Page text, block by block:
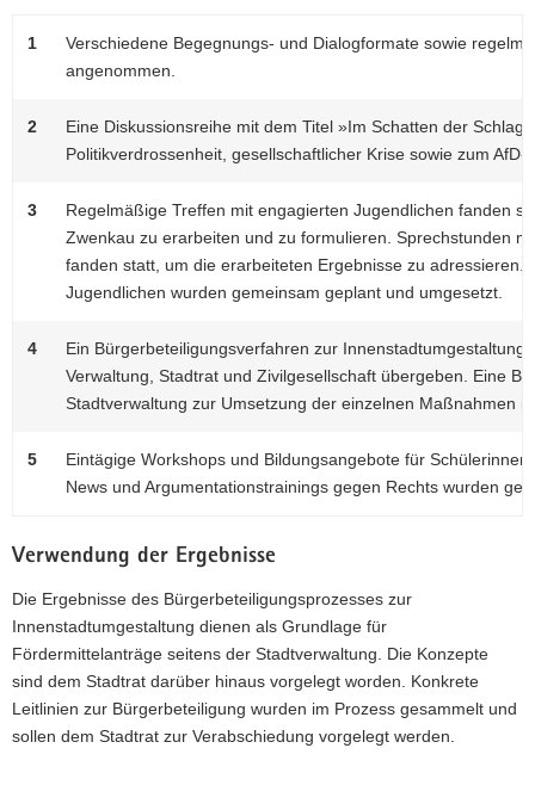
1
Verschiedene Begegnungs- und Dialogformate sowie
angenommen.
2
Eine Diskussionsreihe mit dem Titel »Im Schatten der
Politikverdrossenheit, gesellschaftlicher Krise sowie zum
3
Regelmäßige Treffen mit engagierten Jugendlichen fanden
Zwenkau zu erarbeiten und zu formulieren. Sprechstunden
fanden statt, um die erarbeiteten Ergebnisse zu adressieren.
Jugendlichen wurden gemeinsam geplant und umgesetzt.
4
Ein Bürgerbeteiligungsverfahren zur
Verwaltung, Stadtrat und Zivilgesellschaft übergeben. Eine
Stadtverwaltung zur Umsetzung der einzelnen Maßnahmen
5
Eintägige Workshops und Bildungsangebote für
News und Argumentationstrainings gegen Rechts wurden
Verwendung der Ergebnisse
Die Ergebnisse des Bürgerbeteiligungsprozesses zur
Innenstadtumgestaltung dienen als Grundlage für
Fördermittelanträge seitens der Stadtverwaltung. Die Konzepte
sind dem Stadtrat darüber hinaus vorgelegt worden. Konkrete
Leitlinien zur Bürgerbeteiligung wurden im Prozess gesammelt und
sollen dem Stadtrat zur Verabschiedung vorgelegt werden.